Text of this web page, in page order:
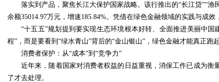
落实到产品，聚焦长江大保护国家战略。该行推出的“长江贷”“
余额35014.97万元，增速185.84%。凭借在绿色金融领域的实践与成
“十五五”规划提到要实现生态环境根本好转、全面推进美丽中
程”，而是要看到“绿水青山”背后的“金山银山”，绿色金融才能真正跑
消费者保护：从“成本”到“竞争力”
近年来，随着国家对消费者权益的日益重视，消保工作已成为
了才去处理。